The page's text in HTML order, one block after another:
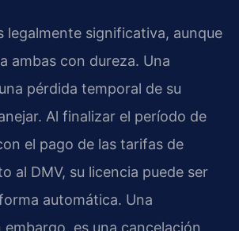
legalmente significativa, aunque
ambas con dureza. Una
pérdida temporal de su
Al finalizar el período de
el pago de las tarifas de
al DMV, su licencia puede ser
automática. Una